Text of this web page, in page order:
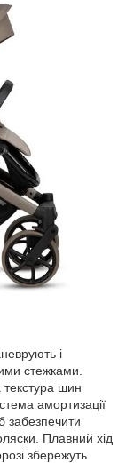
і
стежками.
текстура шин
амортизації
забезпечити
Плавний хід
збережуть